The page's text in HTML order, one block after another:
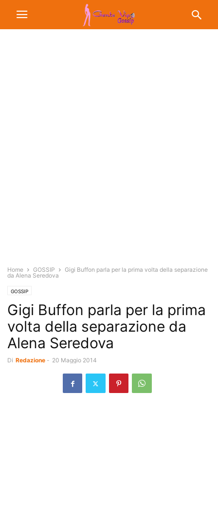
Home GOSSIP
Gigi Buffon parla per la prima volta della separazione
da Alena Seredova
GOSSIP
Gigi Buffon parla per la prima
volta della separazione da
Alena Seredova
Di Redazione - 20 Maggio 2014